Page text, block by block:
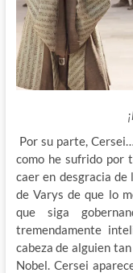
Por su parte,
como he sufrido por
caer en desgracia
de Varys de que lo
que siga
tremendamente
cabeza de alguien
Nobel. Cersei